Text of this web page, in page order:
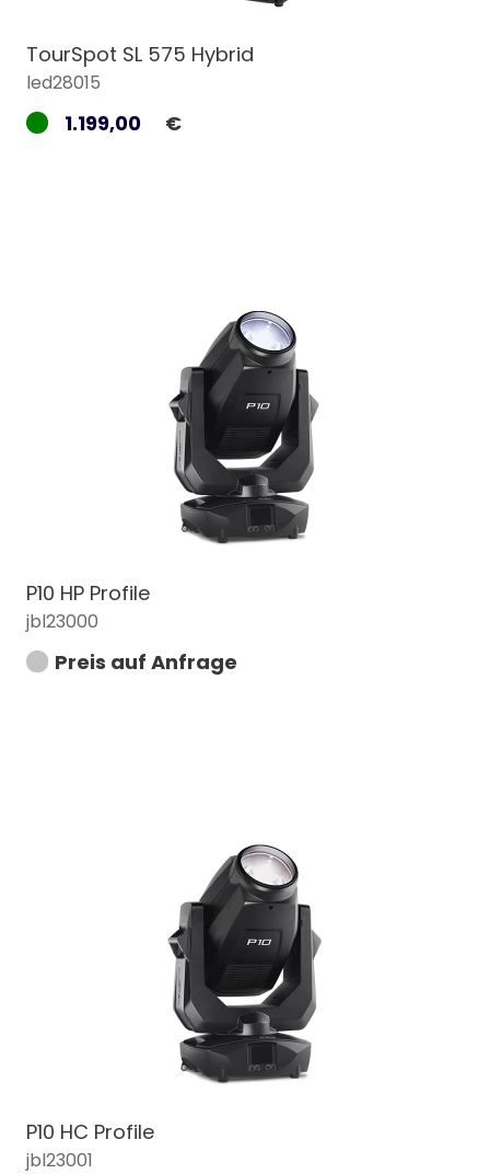
TourSpot SL 575 Hybrid
led28015
1.199,00 €
P10 HP Profile
jbl23000
Preis auf Anfrage
P10 HC Profile
jbl23001